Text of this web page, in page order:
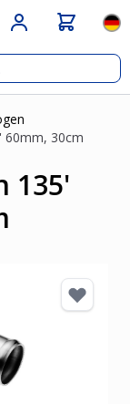
60mm, 30cm
135'